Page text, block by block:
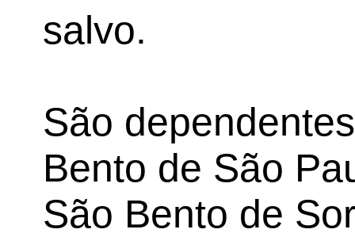
salvo.
São
Bento de São
São Bento de